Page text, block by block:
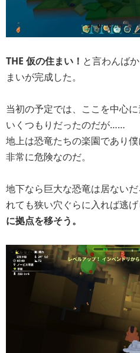
THE 仮の住まい！ と言わんば
まいが完成した。
当初の予定では、ここを中心
いくつもりだったのだが……
地上は恐竜たちの楽園であり僕
非常に危険なのだ。
地下なら巨大な恐竜は居ない
れても狭い穴ぐらに入れば逃げ
に拠点を移そう。